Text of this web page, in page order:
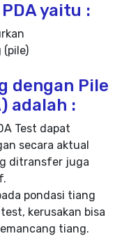
yaitu :
(pile)
dengan Pile
adalah :
Test dapat
secara aktual
ditransfer juga
pondasi tiang
kerusakan bisa
tiang.